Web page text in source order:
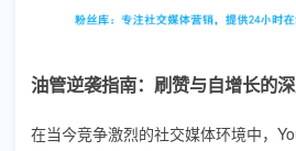
油管逆袭指南：刷赞与自增长的
在当今竞争激烈的社交媒体环境中，